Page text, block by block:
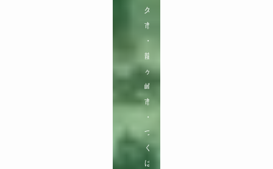
久
市
・
龍
ヶ
崎
市
・
つ
く
ば